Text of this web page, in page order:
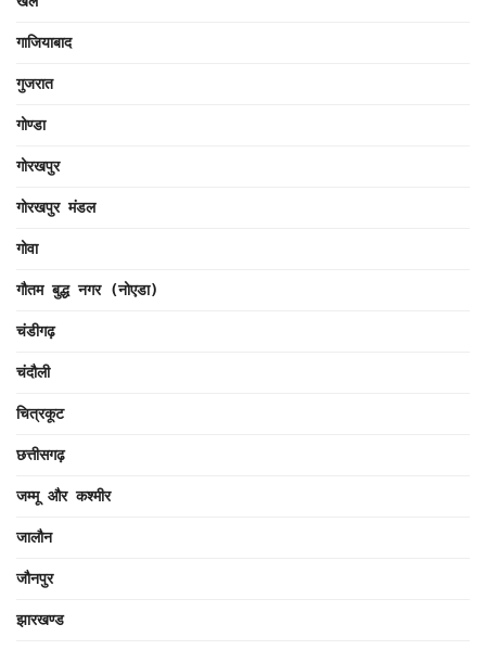
गाजियाबाद
गुजरात
गोण्डा
गोरखपुर
गोरखपुर मंडल
गोवा
गौतम बुद्ध नगर (नोएडा)
चंडीगढ़
चंदौली
चित्रकूट
छत्तीसगढ़
जम्मू और कश्मीर
जालौन
जौनपुर
झारखण्ड